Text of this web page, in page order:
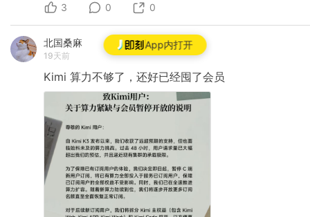
App内打开
3 0 0
北国桑麻
19天前
Kimi 算力不够了，还好已经囤了会员